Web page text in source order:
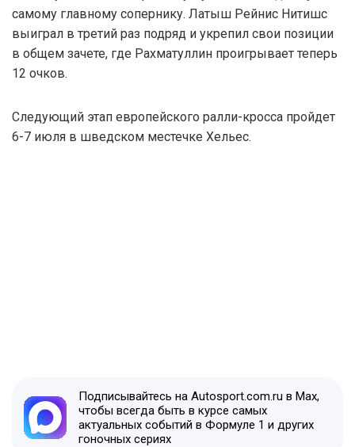
самому главному сопернику. Латыш Рейнис Нитишс
выиграл в третий раз подряд и укрепил свои позиции
в общем зачете, где Рахматуллин проигрывает теперь
12 очков.
Следующий этап европейского ралли-кросса пройдет
6-7 июля в шведском местечке Хельес.
Подписывайтесь на Autosport.com.ru в Max,
чтобы всегда быть в курсе самых
актуальных событий в Формуле 1 и других
гоночных сериях